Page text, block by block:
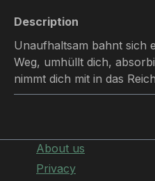
Description
Unaufhaltsam bahnt sich
Weg, umhüllt dich,
nimmt dich mit in das
About us
Privacy